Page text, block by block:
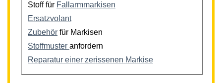
Stoff für Fallarmmarkisen
Ersatzvolant
Zubehör für Markisen
Stoffmuster anfordern
Reparatur einer zerissenen Markise